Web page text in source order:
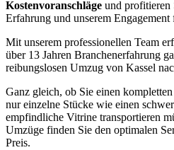
Kostenvoranschläge und profitieren
Erfahrung und unserem Engagement
Mit unserem professionellen Team
über 13 Jahren Branchenerfahrung
reibungslosen Umzug von Kassel
Ganz gleich, ob Sie einen
nur einzelne Stücke wie einen
empfindliche Vitrine transportieren
Umzüge finden Sie den optimalen
Preis.